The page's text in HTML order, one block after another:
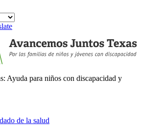
Ayuda para niños con discapacidad y
de la salud